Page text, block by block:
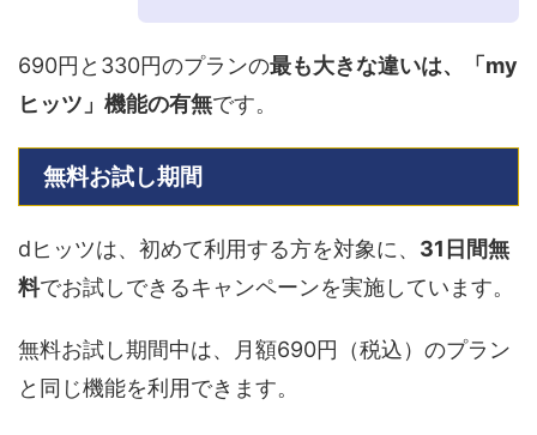
690円と330円のプランの最も大きな違いは、「my
ヒッツ」機能の有無です。
無料お試し期間
dヒッツは、初めて利用する方を対象に、 31日間無
料でお試しできるキャンペーンを実施しています。
無料お試し期間中は、月額690円（税込）のプラン
と同じ機能を利用できます。